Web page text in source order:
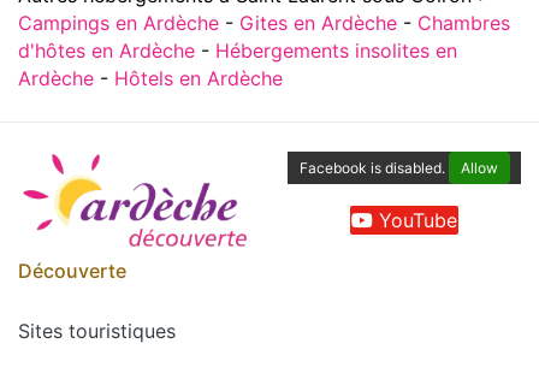
Campings en Ardèche - Gites en Ardèche - Chambres
d'hôtes en Ardèche - Hébergements insolites en
Ardèche - Hôtels en Ardèche
Facebook is disabled. Allow
YouTube
Découverte
Sites touristiques